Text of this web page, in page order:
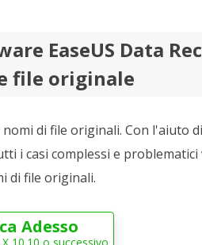
EaseUS Data
file originale
di file originali. Con l'aiuto
i casi complessi e
di file originali.
Adesso